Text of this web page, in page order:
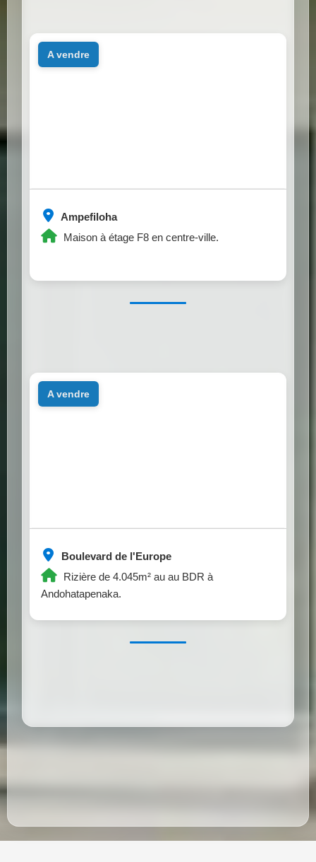
Ampefiloha
Maison à étage F8 en centre-ville.
a vendre
Boulevard de l'Europe
Rizière de 4.045m² au au BDR à
Andohatapenaka.
a vendre